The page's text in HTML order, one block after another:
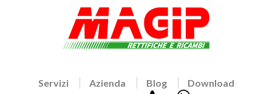
Servizi Azienda Blog
Download